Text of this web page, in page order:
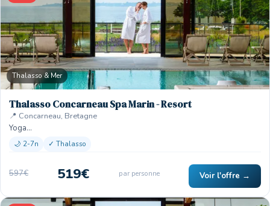
Thalasso & Mer
Thalasso Concarneau Spa Marin - Resort
📍 Concarneau, Bretagne
Yoga…
🌙 2-7n ✓ Thalasso
597€ 519€ par personne Voir l'offre →